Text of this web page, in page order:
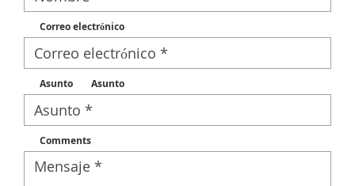
Correo electrónico
Asunto Asunto
Comments